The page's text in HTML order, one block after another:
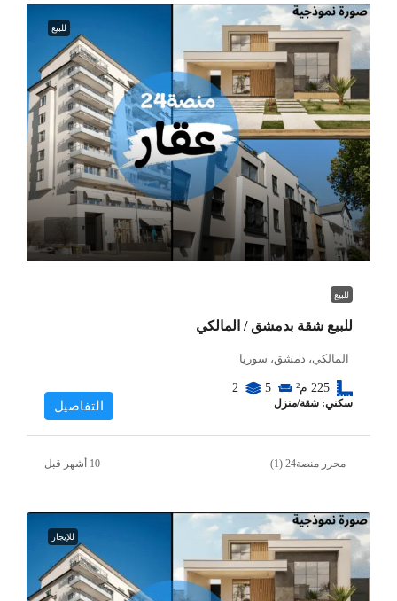
للبيع
للبيع
للبيع شقة بدمشق / المالكي
المالكي، دمشق، سوريا
225 م² 5
2
سكني: شقة/منزل التفاصيل
محرر منصة24 (1)
للإيجار